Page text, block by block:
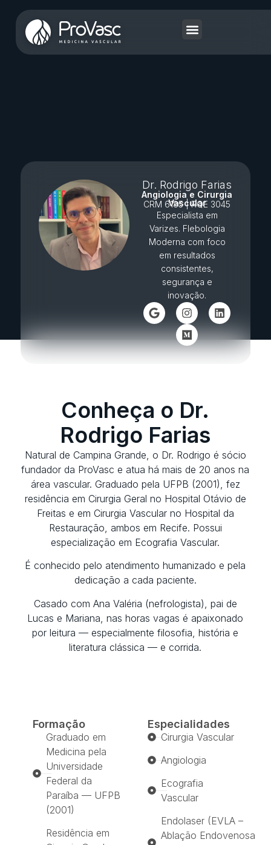
Dr. Rodrigo Farias
Angiologia e Cirurgia
Vascular
CRM 6185 | RQE 3045
Especialista em
Varizes. Flebologia
Moderna com foco
em resultados
consistentes,
segurança e
inovação.
Conheça o Dr.
Rodrigo Farias
Natural de Campina Grande, o Dr. Rodrigo é sócio
fundador da ProVasc e atua há mais de 20 anos na
área vascular. Graduado pela UFPB (2001), fez
residência em Cirurgia Geral no Hospital Otávio de
Freitas e em Cirurgia Vascular no Hospital da
Restauração, ambos em Recife. Possui
especialização em Ecografia Vascular.
É conhecido pelo atendimento humanizado e pela
dedicação a cada paciente.
Casado com Ana Valéria (nefrologista), pai de
Lucas e Mariana, nas horas vagas é apaixonado
por leitura — especialmente filosofia, história e
literatura clássica — e corrida.
Formação
Graduado em
Medicina pela
Universidade
Federal da
Paraíba — UFPB
(2001)
Residência em
Especialidades
Cirurgia Vascular
Angiologia
Ecografia
Vascular
Endolaser (EVLA –
Ablação Endovenosa